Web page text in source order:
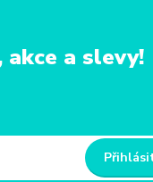
akce a slevy!